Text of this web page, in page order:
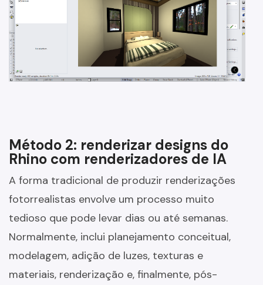
Método 2: renderizar designs do
Rhino com renderizadores de IA
A forma tradicional de produzir renderizações
fotorrealistas envolve um processo muito
tedioso que pode levar dias ou até semanas.
Normalmente, inclui planejamento conceitual,
modelagem, adição de luzes, texturas e
materiais, renderização e, finalmente, pós-